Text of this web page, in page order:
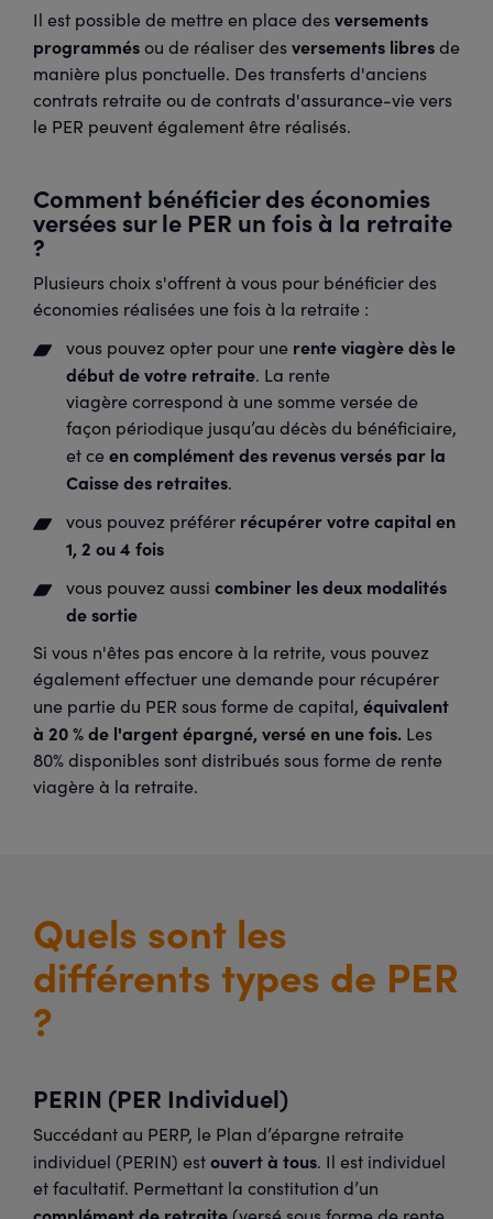
Il est possible de mettre en place desversements
programmésou de réaliser desversements libresde
manière plus ponctuelle. Des transferts d'anciens
contrats retraite ou de contrats d'assurance-vie vers
le PER peuvent également être réalisés.
Comment bénéficier des économies
versées sur le PER un fois à la retraite
?
Plusieurs choix s'offrent à vous pour bénéficier des
économies réalisées une fois à la retraite :
vous pouvez opter pour une rente viagère dès le
début de votre retraite. La rente
viagère correspond à une somme versée de
façon périodique jusqu’au décès du bénéficiaire,
et ceen complément des revenus versés par la
Caisse des retraites.
vous pouvez préférer récupérer votre capital en
1, 2 ou 4 fois
vous pouvez aussi combiner les deux modalités
de sortie
Si vous n'êtes pas encore à la retrite, vous pouvez
également effectuer une demande pour récupérer
une partie du PER sous forme de capital, équivalent
à 20 % de l'argent épargné, versé en une fois. Les
80% disponibles sont distribués sous forme de rente
viagère à la retraite.
Quels sont les
différents types de PER
?
PERIN (PER Individuel)
Succédant au PERP, le Plan d’épargne retraite
individuel (PERIN) estouvert à tous. Il est individuel
et facultatif. Permettant la constitution d’un